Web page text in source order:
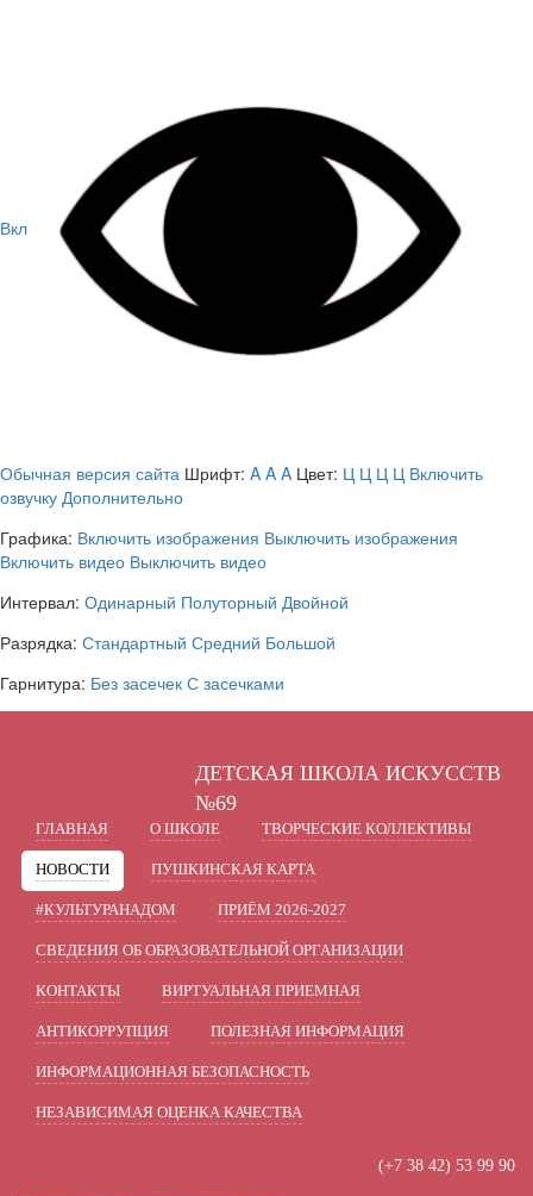
Вкл
Обычная версия сайта Шрифт: A A A Цвет: Ц Ц Ц Ц Включить
озвучку Дополнительно
Графика: Включить изображения Выключить изображения
Включить видео Выключить видео
Интервал: Одинарный Полуторный Двойной
Разрядка: Стандартный Средний Большой
Гарнитура: Без засечек С засечками
ДЕТСКАЯ ШКОЛА ИСКУССТВ
№69
ГЛАВНАЯ О ШКОЛЕ ТВОРЧЕСКИЕ КОЛЛЕКТИВЫ
НОВОСТИ ПУШКИНСКАЯ КАРТА
#КУЛЬТУРАНАДОМ ПРИЁМ 2026-2027
СВЕДЕНИЯ ОБ ОБРАЗОВАТЕЛЬНОЙ ОРГАНИЗАЦИИ
КОНТАКТЫ ВИРТУАЛЬНАЯ ПРИЕМНАЯ
АНТИКОРРУПЦИЯ ПОЛЕЗНАЯ ИНФОРМАЦИЯ
ИНФОРМАЦИОННАЯ БЕЗОПАСНОСТЬ
НЕЗАВИСИМАЯ ОЦЕНКА КАЧЕСТВА
(+7 38 42) 53 99 90